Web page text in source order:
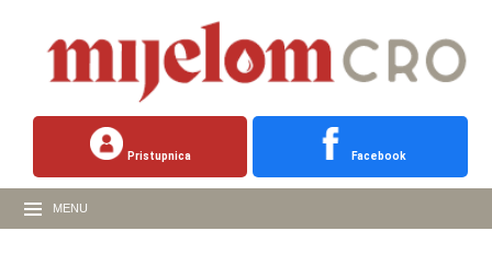
Pristupnica Facebook
MENU